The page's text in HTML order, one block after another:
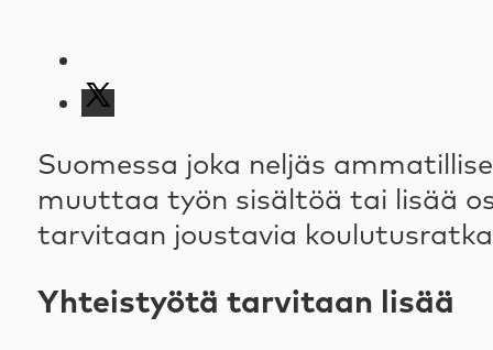
Suomessa joka neljäs
muuttaa työn sisältöä tai lisää
tarvitaan joustavia
Yhteistyötä tarvitaan lisää